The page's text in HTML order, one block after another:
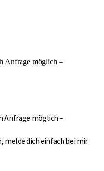
Anfrage möglich –
Anfrage möglich –
melde dich einfach bei mir